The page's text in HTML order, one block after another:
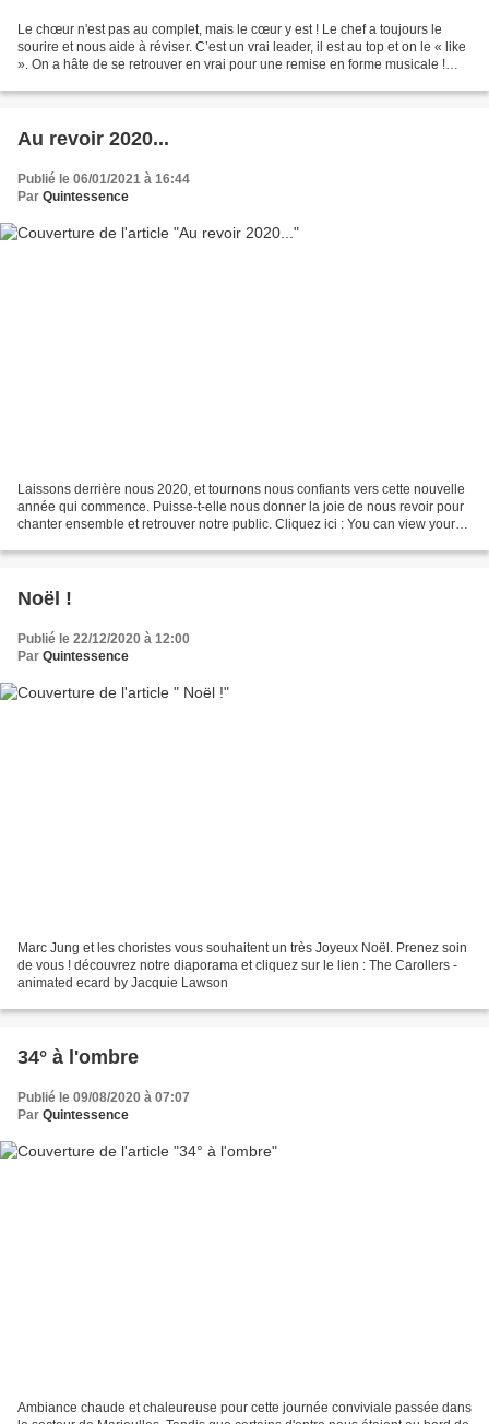
Le chœur n'est pas au complet, mais le cœur y est ! Le chef a toujours le
sourire et nous aide à réviser. C’est un vrai leader, il est au top et on le « like
». On a hâte de se retrouver en vrai pour une remise en forme musicale !
Au revoir 2020...
Publié le 06/01/2021 à 16:44
Par Quintessence
Laissons derrière nous 2020, et tournons nous confiants vers cette nouvelle
année qui commence. Puisse-t-elle nous donner la joie de nous revoir pour
chanter ensemble et retrouver notre public. Cliquez ici : You can view your
Noël !
Publié le 22/12/2020 à 12:00
Par Quintessence
Marc Jung et les choristes vous souhaitent un très Joyeux Noël. Prenez soin
de vous ! découvrez notre diaporama et cliquez sur le lien : The Carollers -
animated ecard by Jacquie Lawson
34° à l'ombre
Publié le 09/08/2020 à 07:07
Par Quintessence
Ambiance chaude et chaleureuse pour cette journée conviviale passée dans